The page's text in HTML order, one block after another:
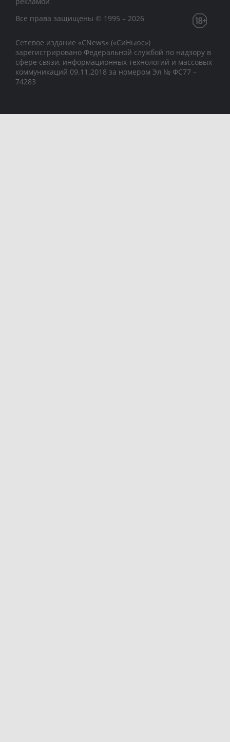
Все права защищены © 1995 – 2026
Сетевое издание «CNews» («СиНьюс»)
зарегистрировано Федеральной службой по надзору в
сфере связи, информационных технологий и массовых
коммуникаций 09.11.2018 за номером Эл № ФС77 –
74283